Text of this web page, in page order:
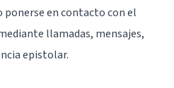
en contacto con el
llamadas, mensajes,
epistolar.